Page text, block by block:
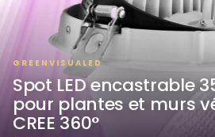
GREENVISUALED
Spot LED encastrable
pour plantes et murs
CREE 360°